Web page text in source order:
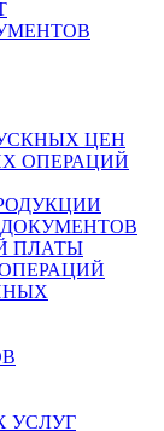
ЦЕН
ОПЕРАЦИЙ
ПЛАТЫ
УСЛУГ